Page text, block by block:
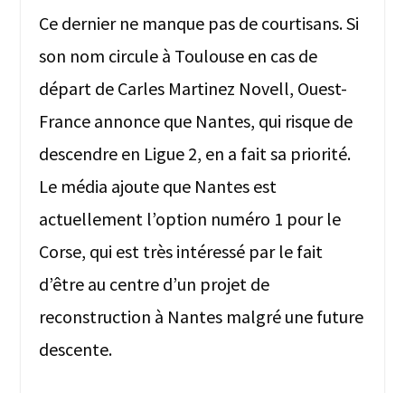
Ce dernier ne manque pas de courtisans. Si
son nom circule à Toulouse en cas de
départ de Carles Martinez Novell, Ouest-
France annonce que Nantes, qui risque de
descendre en Ligue 2, en a fait sa priorité.
Le média ajoute que Nantes est
actuellement l’option numéro 1 pour le
Corse, qui est très intéressé par le fait
d’être au centre d’un projet de
reconstruction à Nantes malgré une future
descente.